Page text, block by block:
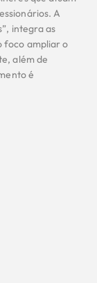
A
integra as
foco ampliar o
além de
é